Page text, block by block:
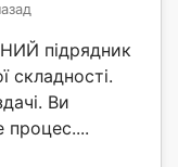
підрядник
складності.
Ви
процес....